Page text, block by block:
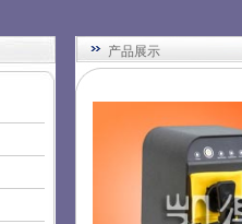
产品展示